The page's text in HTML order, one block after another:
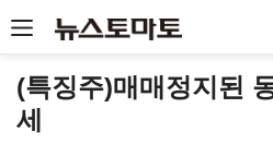
(특징주)매매정지된
세